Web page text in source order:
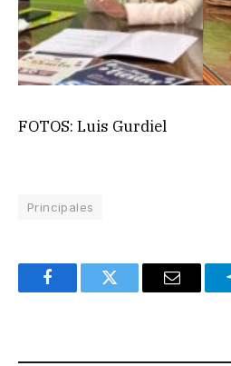
FOTOS: Luis Gurdiel
Principales
FacebookTwitter Email